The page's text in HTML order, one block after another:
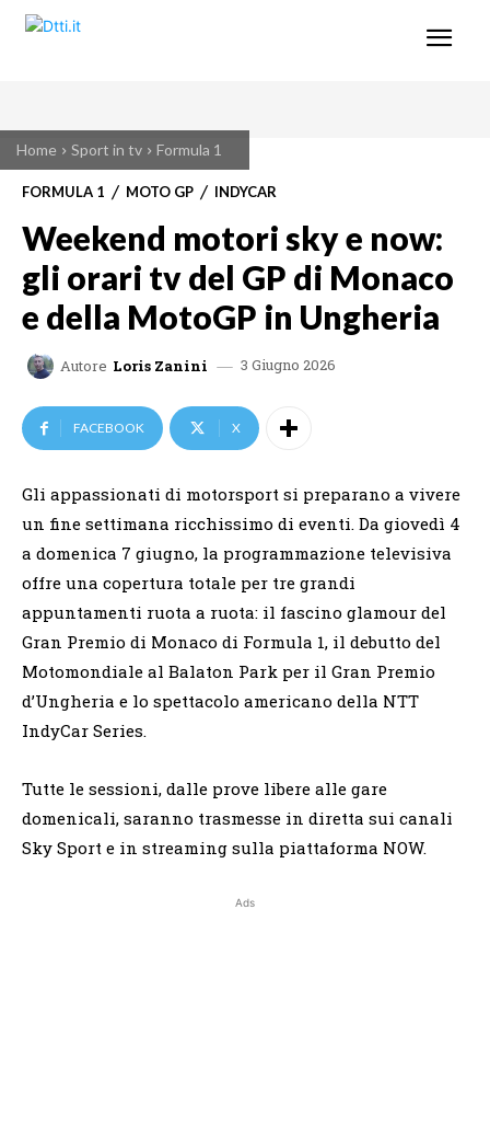
Home Sport in tv Formula 1
FORMULA 1 MOTO GP INDYCAR
Weekend motori sky e now:
gli orari tv del GP di Monaco
e della MotoGP in Ungheria
Autore Loris Zanini 3 Giugno 2026
FACEBOOK X
Gli appassionati di motorsport si preparano a vivere
un fine settimana ricchissimo di eventi. Da giovedì 4
a domenica 7 giugno, la programmazione televisiva
offre una copertura totale per tre grandi
appuntamenti ruota a ruota: il fascino glamour del
Gran Premio di Monaco di Formula 1, il debutto del
Motomondiale al Balaton Park per il Gran Premio
d’Ungheria e lo spettacolo americano della NTT
IndyCar Series.
Tutte le sessioni, dalle prove libere alle gare
domenicali, saranno trasmesse in diretta sui canali
Sky Sport e in streaming sulla piattaforma NOW.
Ads